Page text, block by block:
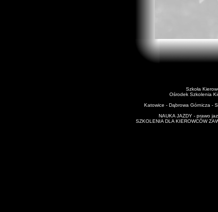
Szkoła
Ośrodek Szkolenia
Katowice - Dąbrowa Górnicza -
NAUKA JAZDY - prawo
SZKOLENIA DLA KIEROWCÓW